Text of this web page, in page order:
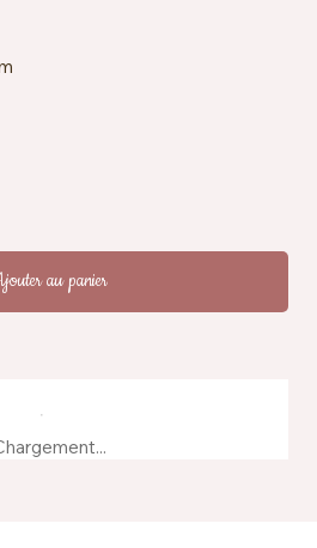
x 18 rangs = 10 x 10 cm
hypoallergénique,
machine à 40 °C, compatible
au panier